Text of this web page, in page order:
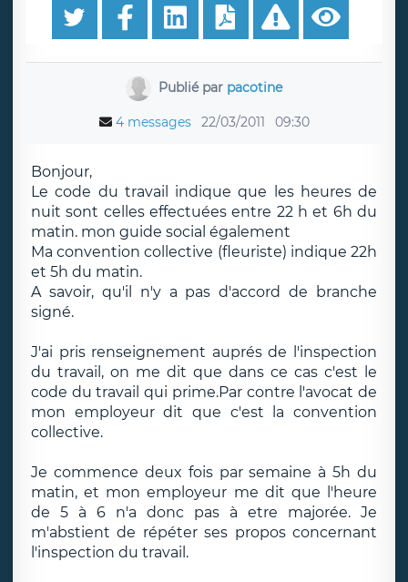
Publié par pacotine
4 messages 22/03/2011 09:30
Bonjour,
Le code du travail indique que les heures de
nuit sont celles effectuées entre 22 h et 6h du
matin. mon guide social également
Ma convention collective (fleuriste) indique 22h
et 5h du matin.
A savoir, qu'il n'y a pas d'accord de branche
signé.
J'ai pris renseignement auprés de l'inspection
du travail, on me dit que dans ce cas c'est le
code du travail qui prime.Par contre l'avocat de
mon employeur dit que c'est la convention
collective.
Je commence deux fois par semaine à 5h du
matin, et mon employeur me dit que l'heure
de 5 à 6 n'a donc pas à etre majorée. Je
m'abstient de répéter ses propos concernant
l'inspection du travail.